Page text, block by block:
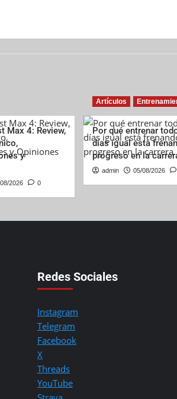
Max 4: Review,
y
2026 0
Artículos
Por qué entrenar
días igual está
progreso en la
admin 05/08/2026
Redes Sociales
Instagram
Telegram
Facebook
X
Threads
YouTube